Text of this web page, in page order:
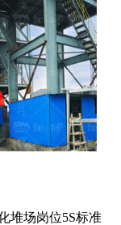
堆场岗位5S标准